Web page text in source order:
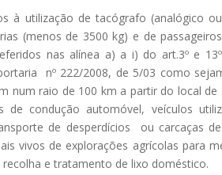
à utilização de tacógrafo (analógico
(menos de 3500 kg) e de
nas alínea a) a i) do art.3º e
nº 222/2008, de 5/03 como
num raio de 100 km a partir do local
de condução automóvel, veículos
de desperdícios ou carcaças
vivos de explorações agrícolas para
e tratamento de lixo doméstico.